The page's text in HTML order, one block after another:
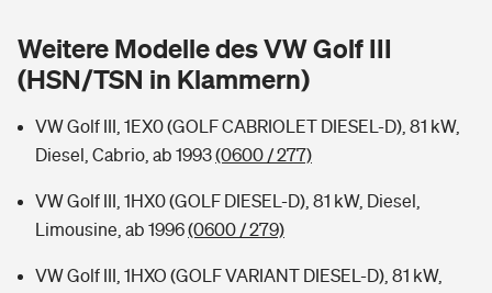
Hochwasser-Check: Wie gefährdet ist Ihr Haus?
Sie haben Fragen?
Private Cyberversicherung
Zur Übersicht
Rentenrechner: Wie viel Geld bekomme ich im Alter?
Weitere Modelle des VW Golf III
(HSN/TSN in Klammern)
VW Golf III, 1EX0 (GOLF CABRIOLET DIESEL-D), 81 kW,
Diesel, Cabrio, ab 1993(0600 / 277)
VW Golf III, 1HX0 (GOLF DIESEL-D), 81 kW, Diesel,
Limousine, ab 1996(0600 / 279)
VW Golf III, 1HXO (GOLF VARIANT DIESEL-D), 81 kW,